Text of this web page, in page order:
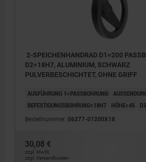
2-SPEICHENHANDRAD D1=200
D2=18H7, ALUMINIUM, SCHWARZ
PULVERBESCHICHTET, OHNE GRIFF
AUSFÜHRUNG 1=PASSBOHRUNG
BEFESTIGUNGSBOHRUNG=18H7
HÖHE=45
Bestellnummer: 06277-01200X18
30,08 €
zzgl. MwSt.
zzgl. Versandkosten